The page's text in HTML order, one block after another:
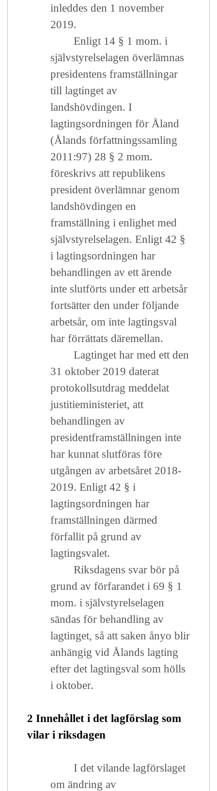
inleddes den 1 november
2019.
Enligt 14 § 1 mom. i
självstyrelselagen överlämnas
presidentens framställningar
till lagtinget av
landshövdingen. I
lagtingsordningen för Åland
(Ålands författningssamling
2011:97) 28 § 2 mom.
föreskrivs att republikens
president överlämnar genom
landshövdingen en
framställning i enlighet med
självstyrelselagen. Enligt 42 §
i lagtingsordningen har
behandlingen av ett ärende
inte slutförts under ett arbetsår
fortsätter den under följande
arbetsår, om inte lagtingsval
har förrättats däremellan.
Lagtinget har med ett den
31 oktober 2019 daterat
protokollsutdrag meddelat
justitieministeriet, att
behandlingen av
presidentframställningen inte
har kunnat slutföras före
utgången av arbetsåret 2018-
2019. Enligt 42 § i
lagtingsordningen har
framställningen därmed
förfallit på grund av
lagtingsvalet.
Riksdagens svar bör på
grund av förfarandet i 69 § 1
mom. i självstyrelselagen
sändas för behandling av
lagtinget, så att saken ånyo blir
anhängig vid Ålands lagting
efter det lagtingsval som hölls
i oktober.
2 Innehållet i det lagförslag som
vilar i riksdagen
I det vilande lagförslaget
om ändring av